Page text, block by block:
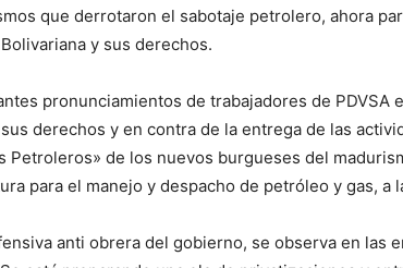
que derrotaron el sabotaje petrolero, ahora
y sus derechos.
pronunciamientos de trabajadores de PDVSA
derechos y en contra de la entrega de las
Petroleros» de los nuevos burgueses del
para el manejo y despacho de petróleo y gas, a
anti obrera del gobierno, se observa en las